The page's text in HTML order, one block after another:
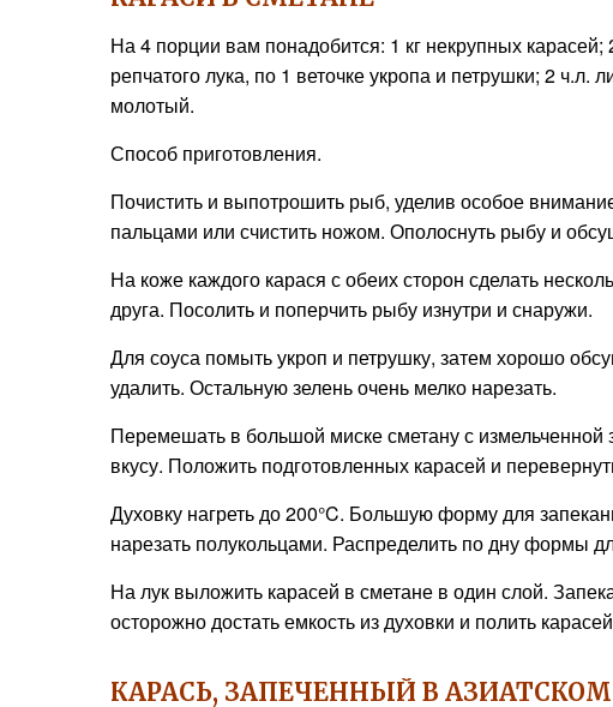
На 4 порции вам понадобится: 1 кг некрупных
репчатого лука, по 1 веточке укропа и петрушки; 2 ч.л.
молотый.
Способ приготовления.
Почистить и выпотрошить рыб, уделив особое
пальцами или счистить ножом. Ополоснуть рыбу и
На коже каждого карася с обеих сторон сделать
друга. Посолить и поперчить рыбу изнутри и снаружи.
Для соуса помыть укроп и петрушку, затем хорошо
удалить. Остальную зелень очень мелко нарезать.
Перемешать в большой миске сметану с
вкусу. Положить подготовленных карасей и
Духовку нагреть до 200°C. Большую форму для
нарезать полукольцами. Распределить по дну формы
На лук выложить карасей в сметане в один слой.
осторожно достать емкость из духовки и полить
КАРАСЬ, ЗАПЕЧЕННЫЙ В